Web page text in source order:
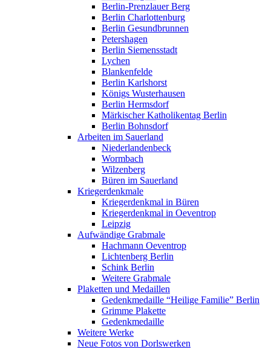
Berlin-Prenzlauer Berg
Berlin Charlottenburg
Berlin Gesundbrunnen
Petershagen
Berlin Siemensstadt
Lychen
Blankenfelde
Berlin Karlshorst
Königs Wusterhausen
Berlin Hermsdorf
Märkischer Katholikentag Berlin
Berlin Bohnsdorf
Arbeiten im Sauerland
Niederlandenbeck
Wormbach
Wilzenberg
Büren im Sauerland
Kriegerdenkmale
Kriegerdenkmal in Büren
Kriegerdenkmal in Oeventrop
Leipzig
Aufwändige Grabmale
Hachmann Oeventrop
Lichtenberg Berlin
Schink Berlin
Weitere Grabmale
Plaketten und Medaillen
Gedenkmedaille “Heilige Familie” Berlin
Grimme Plakette
Gedenkmedaille
Weitere Werke
Neue Fotos von Dorlswerken